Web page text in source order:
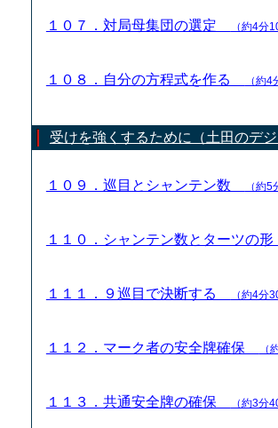
１０７．対局母集団の選定 （約4分
１０８．自分の方程式を作る （約4
受けを強くするために（土田のデジ
１０９．巡目とシャンテン数 （約5
１１０．シャンテン数とターツの
１１１．９巡目で決断する （約4分
１１２．マーク者の安全牌確保 （
１１３．共通安全牌の確保 （約3分